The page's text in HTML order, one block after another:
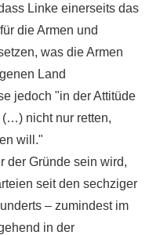
Linke einerseits das
die Armen und
was die Armen
Land
jedoch "in der Attitüde
nicht nur retten,
will."
der Gründe sein wird,
seit den sechziger
– zumindest im
in der